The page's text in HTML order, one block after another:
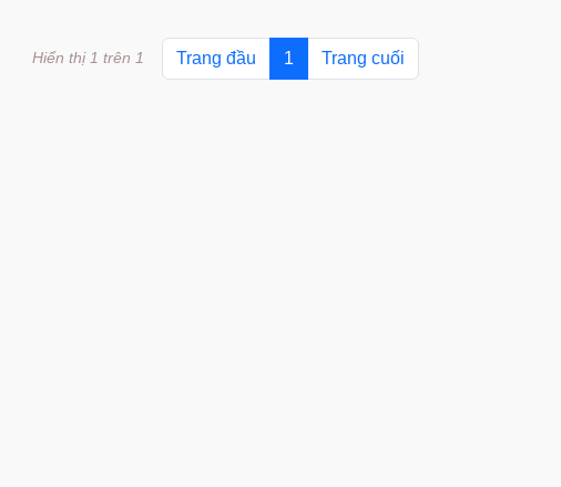
Trang đầu 1 Trang cuối
Hiển thị 1 trên 1